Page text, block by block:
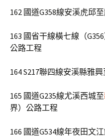
162 國道G358線安溪虎邱
163 國省干線橫七線（
公路工程
164 S217聯四線安溪縣雅
165 國道G235線尤溪西城至
界）公路工程
166 國道G534線年夜田文